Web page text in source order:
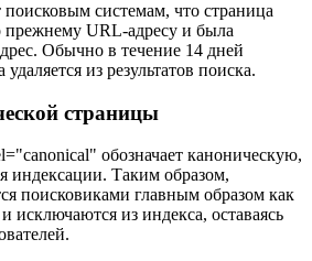
поисковым системам, что страница
прежнему URL-адресу и была
Обычно в течение 14 дней
из результатов поиска.
страницы
обозначает каноническую,
индексации. Таким образом,
поисковиками главным образом как
исключаются из индекса, оставаясь